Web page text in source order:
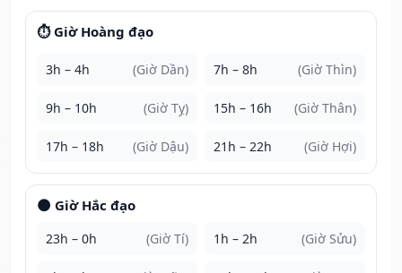
⏱️ Giờ Hoàng đạo
3h – 4h (Giờ Dần) 7h – 8h (Giờ Thìn)
9h – 10h (Giờ Tỵ) 15h – 16h (Giờ Thân)
17h – 18h (Giờ Dậu) 21h – 22h (Giờ Hợi)
🌑 Giờ Hắc đạo
23h – 0h (Giờ Tí) 1h – 2h (Giờ Sửu)